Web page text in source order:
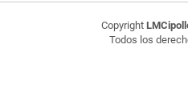
Copyright
Todos los